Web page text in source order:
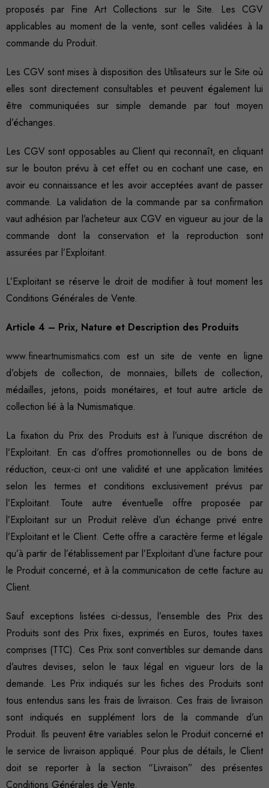
proposés par Fine Art Collections sur le Site. Les CGV
applicables au moment de la vente, sont celles validées à la
commande du Produit.
Les CGV sont mises à disposition des Utilisateurs sur le Site où
elles sont directement consultables et peuvent également lui
être communiquées sur simple demande par tout moyen
d’échanges.
Les CGV sont opposables au Client qui reconnaît, en cliquant
sur le bouton prévu à cet effet ou en cochant une case, en
avoir eu connaissance et les avoir acceptées avant de passer
commande. La validation de la commande par sa confirmation
vaut adhésion par l’acheteur aux CGV en vigueur au jour de la
commande dont la conservation et la reproduction sont
assurées par l’Exploitant.
L’Exploitant se réserve le droit de modifier à tout moment les
Conditions Générales de Vente.
Article 4 – Prix, Nature et Description des Produits
www.fineartnumismatics.com est un site de vente en ligne
d’objets de collection, de monnaies, billets de collection,
médailles, jetons, poids monétaires, et tout autre article de
collection lié à la Numismatique.
La fixation du Prix des Produits est à l’unique discrétion de
l’Exploitant. En cas d’offres promotionnelles ou de bons de
réduction, ceux-ci ont une validité et une application limitées
selon les termes et conditions exclusivement prévus par
l’Exploitant. Toute autre éventuelle offre proposée par
l’Exploitant sur un Produit relève d’un échange privé entre
l’Exploitant et le Client. Cette offre a caractère ferme et légale
qu’à partir de l’établissement par l’Exploitant d’une facture pour
le Produit concerné, et à la communication de cette facture au
Client.
Sauf exceptions listées ci-dessus, l’ensemble des Prix des
Produits sont des Prix fixes, exprimés en Euros, toutes taxes
comprises (TTC). Ces Prix sont convertibles sur demande dans
d’autres devises, selon le taux légal en vigueur lors de la
demande. Les Prix indiqués sur les fiches des Produits sont
tous entendus sans les frais de livraison. Ces frais de livraison
sont indiqués en supplément lors de la commande d’un
Produit. Ils peuvent être variables selon le Produit concerné et
le service de livraison appliqué. Pour plus de détails, le Client
doit se reporter à la section “Livraison” des présentes
Conditions Générales de Vente.